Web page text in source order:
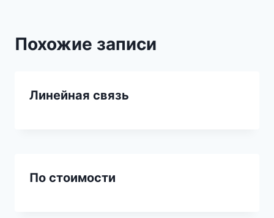
Похожие записи
Линейная связь
По стоимости